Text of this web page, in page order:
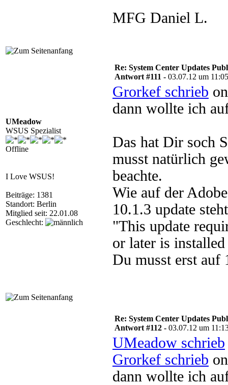
MFG Daniel L.
UMeadow
WSUS Spezialist
Offline
I Love WSUS!
Beiträge: 1381
Standort: Berlin
Mitglied seit: 22.01.08
Geschlecht:
Re: System Center Updates
Antwort #111 - 03.07.12 um
Grorkef schrieb
dann wollte ich
Das hat Dir soch
musst natürlich
beachte.
Wie auf der
10.1.3 update
"This update
or later is
Du musst erst auf
Re: System Center Updates
Antwort #112 - 03.07.12 um
UMeadow schrieb
Grorkef schrieb
dann wollte ich